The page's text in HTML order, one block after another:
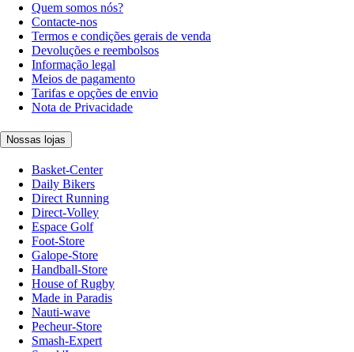
Quem somos nós?
Contacte-nos
Termos e condições gerais de venda
Devoluções e reembolsos
Informação legal
Meios de pagamento
Tarifas e opções de envio
Nota de Privacidade
Nossas lojas
Basket-Center
Daily Bikers
Direct Running
Direct-Volley
Espace Golf
Foot-Store
Galope-Store
Handball-Store
House of Rugby
Made in Paradis
Nauti-wave
Pecheur-Store
Smash-Expert